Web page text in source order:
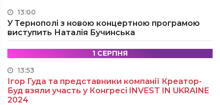
13:00
У Тернополі з новою концертною програмою
виступить Наталія Бучинська
1 СЕРПНЯ
13:53
Ігор Гуда та представники компанії Креатор-
Буд взяли участь у Конгресі INVEST IN UKRAINE
2024